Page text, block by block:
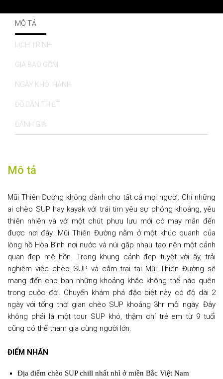
MÔ TẢ
LỊCH TRÌNH
GIÁ BAO GỒM
NGÀY KHỞI HÀNH
ĐỒ CẦN THIẾT
ĐÁNH GIÁ
Mô tả
Mũi Thiên Đường không dành cho tất cả mọi người. Chỉ những
ai chèo SUP hay kayak với trái tim yêu sự phóng khoáng, yêu
thiên nhiên và với một chút phưu lưu mới có may mắn đến
được nơi đây. Mũi Thiên Đường nằm ở một khúc quanh của
lòng hồ Hòa Bình nơi nước và núi gặp nhau tạo nên một cảnh
quan đẹp mê hồn. Trong khung cảnh đẹp tuyệt vời ấy, trải
nghiệm việc chèo SUP và cắm trại tại Mũi Thiên Đường sẽ
mang đến cho bạn những khoảng khắc không thể nào quên
trong cuộc đời. Chuyến khám phá đặc biệt này có độ dài 2
ngày với tổng thời gian chèo SUP khoảng 3hr mỗi ngày. Đây
không phải là một tour SUP khó, thậm chí trẻ em từ 9 tuổi
cũng có thể tham gia cùng người lớn.
ĐIỂM NHẤN
Địa điểm chèo SUP chill nhất nhì ở miền Bắc Việt Nam